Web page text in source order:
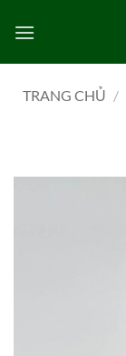
qua
TRANG CHỦ /